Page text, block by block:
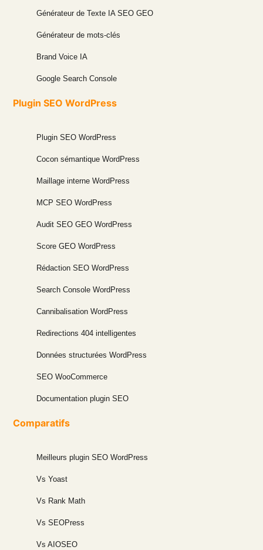
Générateur de Texte IA SEO GEO
Générateur de mots-clés
Brand Voice IA
Google Search Console
Plugin SEO WordPress
Plugin SEO WordPress
Cocon sémantique WordPress
Maillage interne WordPress
MCP SEO WordPress
Audit SEO GEO WordPress
Score GEO WordPress
Rédaction SEO WordPress
Search Console WordPress
Cannibalisation WordPress
Redirections 404 intelligentes
Données structurées WordPress
SEO WooCommerce
Documentation plugin SEO
Comparatifs
Meilleurs plugin SEO WordPress
Vs Yoast
Vs Rank Math
Vs SEOPress
Vs AIOSEO